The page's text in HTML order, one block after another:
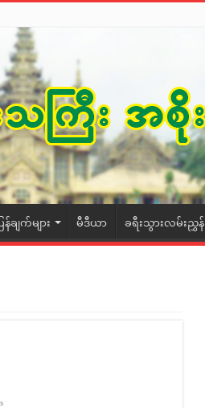
ျက်များ မီဒီယာ ခရီးသွားလမ်းညွှန်